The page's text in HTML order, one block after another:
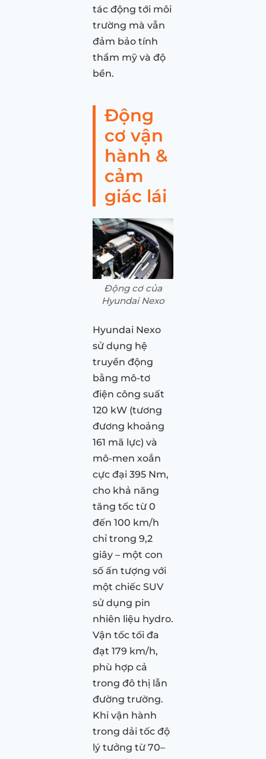
tác động tới môi
trường mà vẫn
đảm bảo tính
thẩm mỹ và độ
bền.
Động
cơ vận
hành &
cảm
giác lái
Động cơ của
Hyundai Nexo
Hyundai Nexo
sử dụng hệ
truyền động
bằng mô-tơ
điện công suất
120 kW (tương
đương khoảng
161 mã lực) và
mô-men xoắn
cực đại 395 Nm,
cho khả năng
tăng tốc từ 0
đến 100 km/h
chỉ trong 9,2
giây – một con
số ấn tượng với
một chiếc SUV
sử dụng pin
nhiên liệu hydro.
Vận tốc tối đa
đạt 179 km/h,
phù hợp cả
trong đô thị lẫn
đường trường.
Khi vận hành
trong dải tốc độ
lý tưởng từ 70–